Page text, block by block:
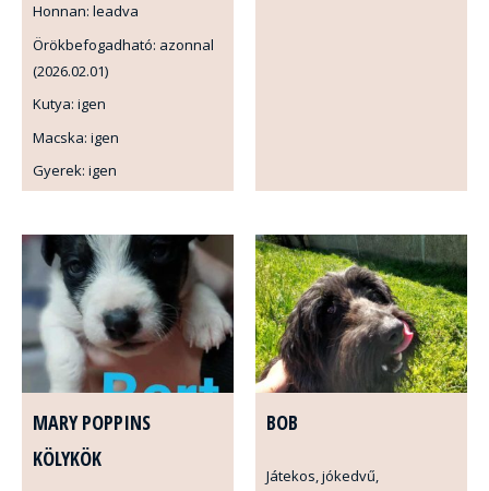
Honnan: leadva
Örökbefogadható: azonnal
(2026.02.01)
Kutya: igen
Macska: igen
Gyerek: igen
MARY POPPINS
KÖLYKÖK
BOB
Játekos, jókedvű,